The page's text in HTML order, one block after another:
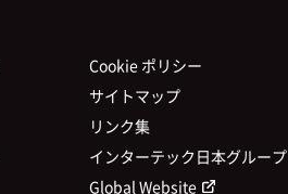
Cookie ポリシー
サイトマップ
リンク集
インターテック日本グループ
Global Website